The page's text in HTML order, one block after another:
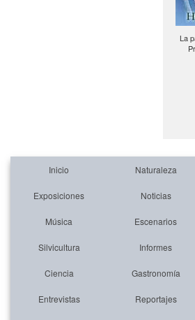
La
Inicio Naturaleza
Exposiciones Noticias
Música Escenarios
Silvicultura Informes
Ciencia Gastronomía
Entrevistas Reportajes